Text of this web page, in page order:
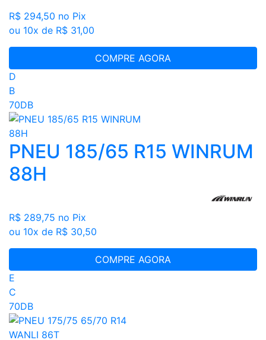
R$ 294,50 no Pix
ou 10x de R$ 31,00
COMPRE AGORA
D
B
70DB
PNEU 185/65 R15 WINRUM
88H
R$ 289,75 no Pix
ou 10x de R$ 30,50
COMPRE AGORA
E
C
70DB